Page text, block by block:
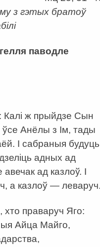
з гэтых братоў
паводле
Калі ж прыйдзе Сын
ўсе Анёлы з Ім, тады
I сабраныя будуць
адных ад
авечак ад казлоў. І
а казлоў —
праваруч Яго:
Айца Майго,